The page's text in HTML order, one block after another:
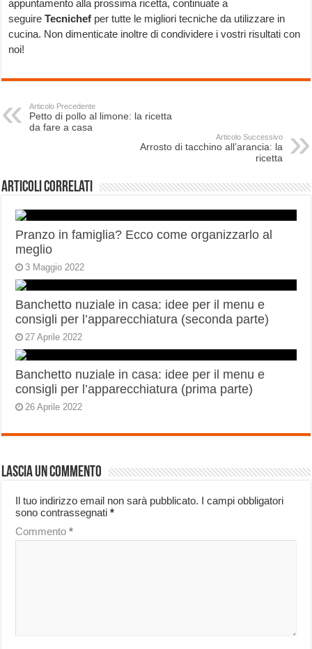
appuntamento alla prossima ricetta, continuate a
seguireTecnichef per tutte le migliori tecniche da utilizzare in
cucina. Non dimenticate inoltre di condividere i vostri risultati con
noi!
Articolo Precedente
Petto di pollo al limone: la ricetta
da fare a casa
Articolo Successivo
Arrosto di tacchino all’arancia: la
ricetta
Articoli correlati
Pranzo in famiglia? Ecco come organizzarlo al
meglio
3 Maggio 2022
Banchetto nuziale in casa: idee per il menu e
consigli per l’apparecchiatura (seconda parte)
27 Aprile 2022
Banchetto nuziale in casa: idee per il menu e
consigli per l’apparecchiatura (prima parte)
26 Aprile 2022
Lascia un commento
Il tuo indirizzo email non sarà pubblicato. I campi obbligatori
sono contrassegnati*
Commento*